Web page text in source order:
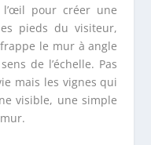
pour créer une
pieds du visiteur,
le mur à angle
de l’échelle. Pas
mais les vignes qui
visible, une simple